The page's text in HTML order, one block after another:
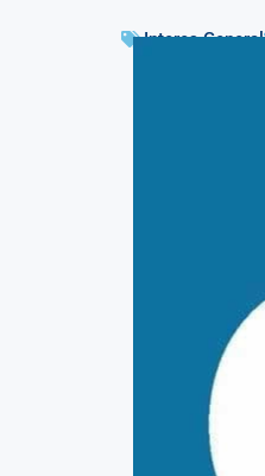
Interes General